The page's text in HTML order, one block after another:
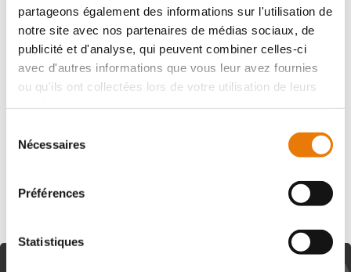
partageons également des informations sur l'utilisation de
notre site avec nos partenaires de médias sociaux, de
publicité et d'analyse, qui peuvent combiner celles-ci
avec d'autres informations que vous leur avez fournies
ou qu'ils ont collectées lors de votre utilisation de leurs
Nécessaires
Préférences
Statistiques
POITIERS 316 200 €
PROGRAMME NEUF - En plein coeur de la zone
Consultimo vous propose à la vente des locaux d'une
superficie de 273 m² en PREM...